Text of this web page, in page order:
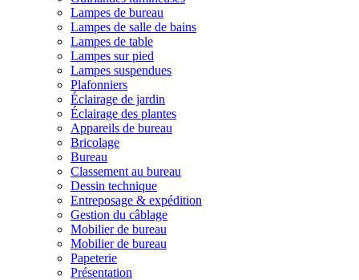
Lampes de bureau
Lampes de salle de bains
Lampes de table
Lampes sur pied
Lampes suspendues
Plafonniers
Éclairage de jardin
Éclairage des plantes
Appareils de bureau
Bricolage
Bureau
Classement au bureau
Dessin technique
Entreposage & expédition
Gestion du câblage
Mobilier de bureau
Mobilier de bureau
Papeterie
Présentation